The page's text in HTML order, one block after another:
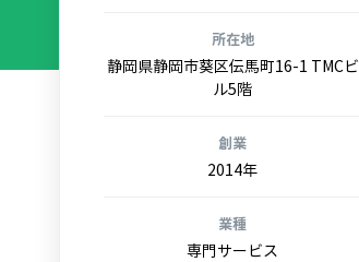
所在地
静岡県静岡市葵区伝馬町16-1 TMCビ
ル5階
創業
2014年
業種
専門サービス